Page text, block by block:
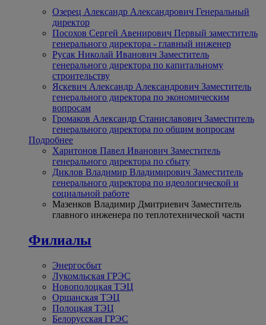
Озерец Александр Александрович Генеральный
директор
Посохов Сергей Авенирович Первый заместитель
генерального директора - главный инженер
Русак Николай Иванович Заместитель
генерального директора по капитальному
строительству
Яскевич Александр Александрович Заместитель
генерального директора по экономическим
вопросам
Громаков Александр Станиславович Заместитель
генерального директора по общим вопросам
Подробнее
Харитонов Павел Иванович Заместитель
генерального директора по сбыту
Диклов Владимир Владимирович Заместитель
генерального директора по идеологической и
социальной работе
Мазенков Владимир Дмитриевич Заместитель
главного инженера по теплотехнической части
Филиалы
Энергосбыт
Лукомльская ГРЭС
Новополоцкая ТЭЦ
Оршанская ТЭЦ
Полоцкая ТЭЦ
Белорусская ГРЭС